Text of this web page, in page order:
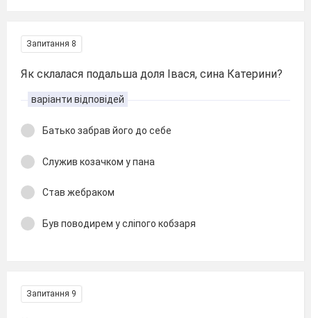
Запитання 8
Як склалася подальша доля Івася, сина Катерини?
варіанти відповідей
Батько забрав його до себе
Служив козачком у пана
Став жебраком
Був поводирем у сліпого кобзаря
Запитання 9